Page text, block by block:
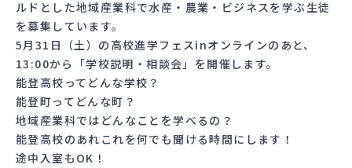
ルドとした地域産業科で水産・農業・ ビジネスを学ぶ生徒
を募集しています。
5月31日（土）の高校進学フェスinオンラインのあと、
13:00から「学校説明・相談会」を開催します。
能登高校ってどんな学校？
能登町ってどんな町？
地域産業科ではどんなことを学べるの？
能登高校のあれこれを何でも聞ける時間にします！
途中入室もOK！